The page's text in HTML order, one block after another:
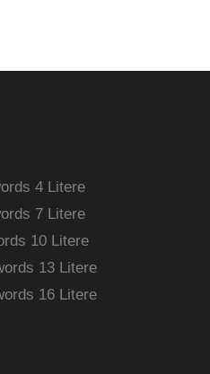
4 Litere
7 Litere
10 Litere
13 Litere
16 Litere